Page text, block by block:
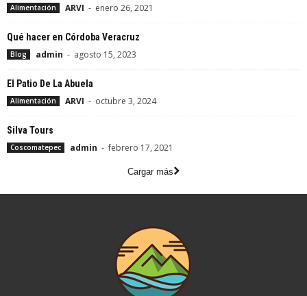
Alimentación ARVI - enero 26, 2021
Qué hacer en Córdoba Veracruz
Blog admin - agosto 15, 2023
El Patio De La Abuela
Alimentación ARVI - octubre 3, 2024
Silva Tours
Coscomatepec admin - febrero 17, 2021
Cargar más